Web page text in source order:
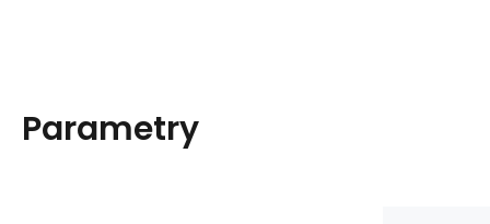
Parametry